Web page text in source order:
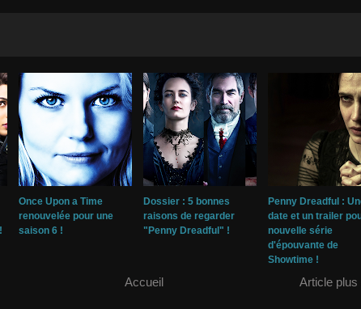
Once Upon a Time
renouvelée pour une
saison 6 !
Dossier : 5 bonnes
raisons de regarder
"Penny Dreadful" !
Penny Dreadful :
date et un trailer
nouvelle série
d'épouvante de
Showtime !
Accueil Article plus